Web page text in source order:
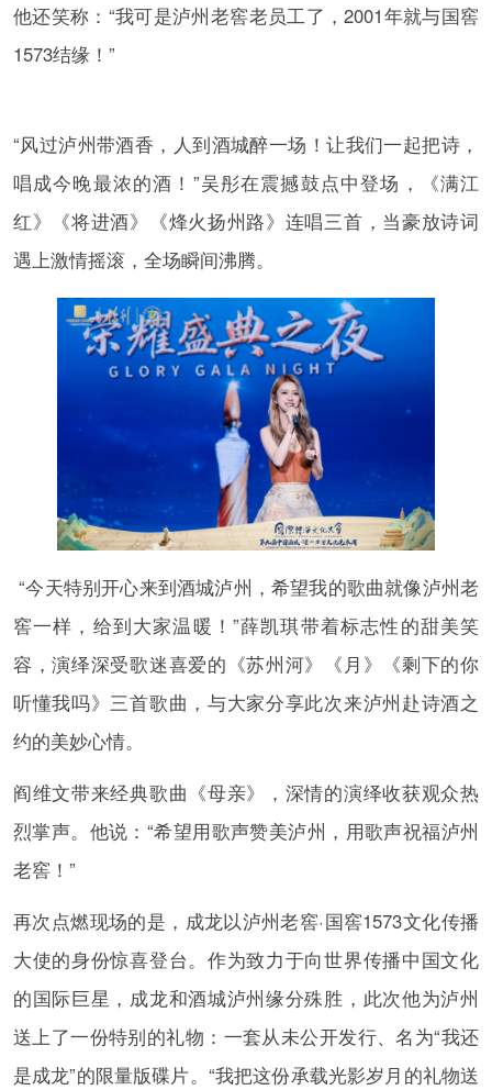
他还笑称：“我可是泸州老窖老员工了，2001年就与国窖
1573结缘！”
“风过泸州带酒香，人到酒城醉一场！让我们一起把诗，
唱成今晚最浓的酒！”吴彤在震撼鼓点中登场，《满江
红》《将进酒》《烽火扬州路》连唱三首，当豪放诗词
遇上激情摇滚，全场瞬间沸腾。
“今天特别开心来到酒城泸州，希望我的歌曲就像泸州老
窖一样，给到大家温暖！”薛凯琪带着标志性的甜美笑
容，演绎深受歌迷喜爱的《苏州河》《月》《剩下的你
听懂我吗》三首歌曲，与大家分享此次来泸州赴诗酒之
约的美妙心情。
阎维文带来经典歌曲《母亲》，深情的演绎收获观众热
烈掌声。他说：“希望用歌声赞美泸州，用歌声祝福泸州
老窖！”
再次点燃现场的是，成龙以泸州老窖·国窖1573文化传播
大使的身份惊喜登台。作为致力于向世界传播中国文化
的国际巨星，成龙和酒城泸州缘分殊胜，此次他为泸州
送上了一份特别的礼物：一套从未公开发行、名为“我还
是成龙”的限量版碟片。“我把这份承载光影岁月的礼物送